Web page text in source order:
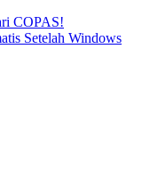
COPAS!
Setelah Windows